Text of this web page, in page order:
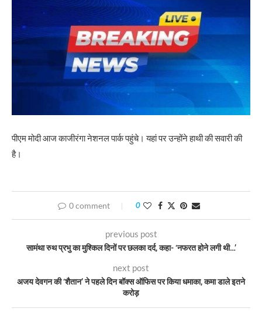
पीएम मोदी आज काजीरंगा नेशनल पार्क पहुंचे। यहां पर उन्होंने हाथी की सवारी की
है।
0 comment 0
previous post
सामंथा रुथ प्रभु का मुश्किल दिनों पर छलका दर्द, कहा- ‘नफरत होने लगी थी…’
next post
अजय देवगन की ‘शैतान’ ने पहले दिन बॉक्स ऑफिस पर किया धमाका, कमा डाले इतने
करोड़